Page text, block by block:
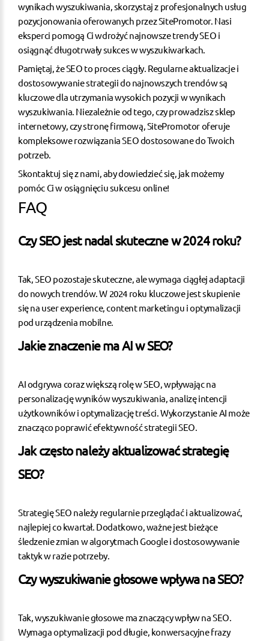
wynikach wyszukiwania,skorzystaj z profesjonalnych usług
pozycjonowaniaoferowanych przez SitePromotor. Nasi
eksperci pomogą Ci wdrożyć najnowsze trendy SEO i
osiągnąć długotrwały sukces w wyszukiwarkach.
Pamiętaj, że SEO to proces ciągły. Regularne aktualizacje i
dostosowywanie strategii do najnowszych trendów są
kluczowe dla utrzymania wysokich pozycji w wynikach
wyszukiwania. Niezależnie od tego, czy prowadziszsklep
internetowy, czy stronę firmową, SitePromotor oferuje
kompleksowe rozwiązania SEO dostosowane do Twoich
potrzeb.
Skontaktuj się z nami, aby dowiedzieć się, jak możemy
pomóc Ci w osiągnięciu sukcesu online!
FAQ
Czy SEO jest nadal skuteczne w 2024 roku?
Tak, SEO pozostaje skuteczne, ale wymaga ciągłej adaptacji
do nowych trendów. W 2024 roku kluczowe jest skupienie
się na user experience, content marketingu i optymalizacji
pod urządzenia mobilne.
Jakie znaczenie ma AI w SEO?
AI odgrywa coraz większą rolę w SEO, wpływając na
personalizację wyników wyszukiwania, analizę intencji
użytkowników i optymalizację treści. Wykorzystanie AI może
znacząco poprawić efektywność strategii SEO.
Jak często należy aktualizować strategię
SEO?
Strategię SEO należy regularnie przeglądać i aktualizować,
najlepiej co kwartał. Dodatkowo, ważne jest bieżące
śledzenie zmian w algorytmach Google i dostosowywanie
taktyk w razie potrzeby.
Czy wyszukiwanie głosowe wpływa na SEO?
Tak, wyszukiwanie głosowe ma znaczący wpływ na SEO.
Wymaga optymalizacji pod długie, konwersacyjne frazy